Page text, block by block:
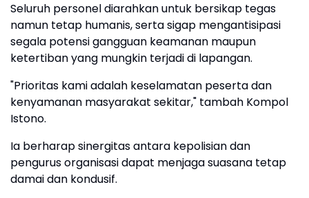
Seluruh personel diarahkan untuk bersikap tegas
namun tetap humanis, serta sigap mengantisipasi
segala potensi gangguan keamanan maupun
ketertiban yang mungkin terjadi di lapangan.
"Prioritas kami adalah keselamatan peserta dan
kenyamanan masyarakat sekitar," tambah Kompol
Istono.
Ia berharap sinergitas antara kepolisian dan
pengurus organisasi dapat menjaga suasana tetap
damai dan kondusif.